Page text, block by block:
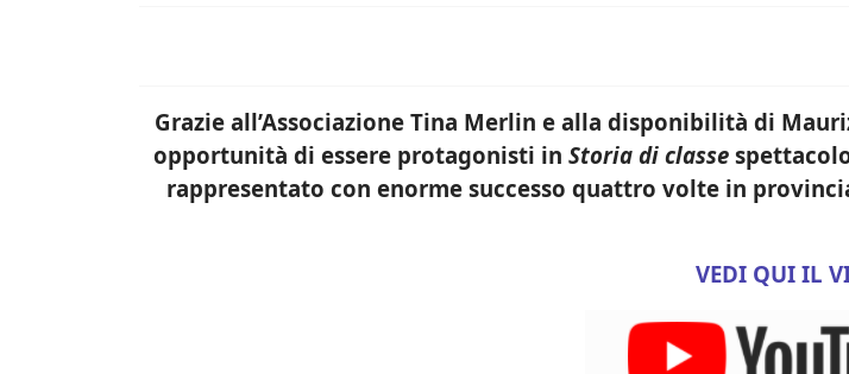
Grazie all’Associazione Tina Merlin e alla disponibilità di
opportunità di essere protagonisti in Storia di classe
rappresentato con enorme successo quattro volte in
VEDI QUI IL